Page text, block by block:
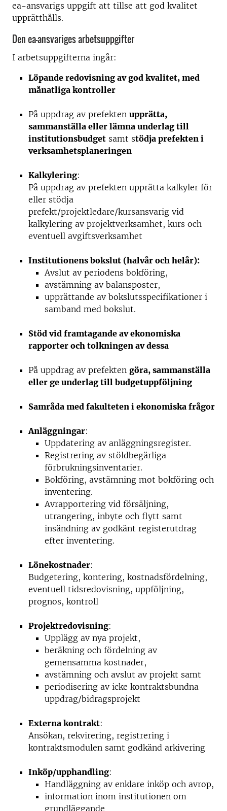
ea-ansvarigs uppgift att tillse att god kvalitet
upprätthålls.
Den ea-ansvariges arbetsuppgifter
I arbetsuppgifterna ingår:
Löpande redovisning av god kvalitet, med
månatliga kontroller
På uppdrag av prefekten upprätta,
sammanställa eller lämna underlag till
institutionsbudget samt stödja prefekten i
verksamhetsplaneringen
Kalkylering:
På uppdrag av prefekten upprätta kalkyler för
eller stödja
prefekt/projektledare/kursansvarig vid
kalkylering av projektverksamhet, kurs och
eventuell avgiftsverksamhet
Institutionens bokslut (halvår och helår):
Avslut av periodens bokföring,
avstämning av balansposter,
upprättande av bokslutsspecifikationer i
samband med bokslut.
Stöd vid framtagande av ekonomiska
rapporter och tolkningen av dessa
På uppdrag av prefekten göra, sammanställa
eller ge underlag till budgetuppföljning
Samråda med fakulteten i ekonomiska frågor
Anläggningar:
Uppdatering av anläggningsregister.
Registrering av stöldbegärliga
förbrukningsinventarier.
Bokföring, avstämning mot bokföring och
inventering.
Avrapportering vid försäljning,
utrangering, inbyte och flytt samt
insändning av godkänt registerutdrag
efter inventering.
Lönekostnader:
Budgetering, kontering, kostnadsfördelning,
eventuell tidsredovisning, uppföljning,
prognos, kontroll
Projektredovisning:
Upplägg av nya projekt,
beräkning och fördelning av
gemensamma kostnader,
avstämning och avslut av projekt samt
periodisering av icke kontraktsbundna
uppdrag/bidragsprojekt
Externa kontrakt:
Ansökan, rekvirering, registrering i
kontraktsmodulen samt godkänd arkivering
Inköp/upphandling:
Handläggning av enklare inköp och avrop,
information inom institutionen om
grundläggande